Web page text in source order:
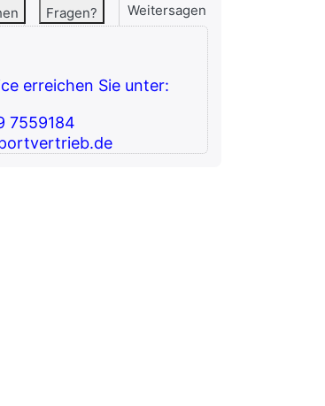
Fragen? Weitersagen
erreichen Sie unter:
7559184